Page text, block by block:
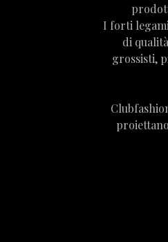
I forti
di
grossisti,